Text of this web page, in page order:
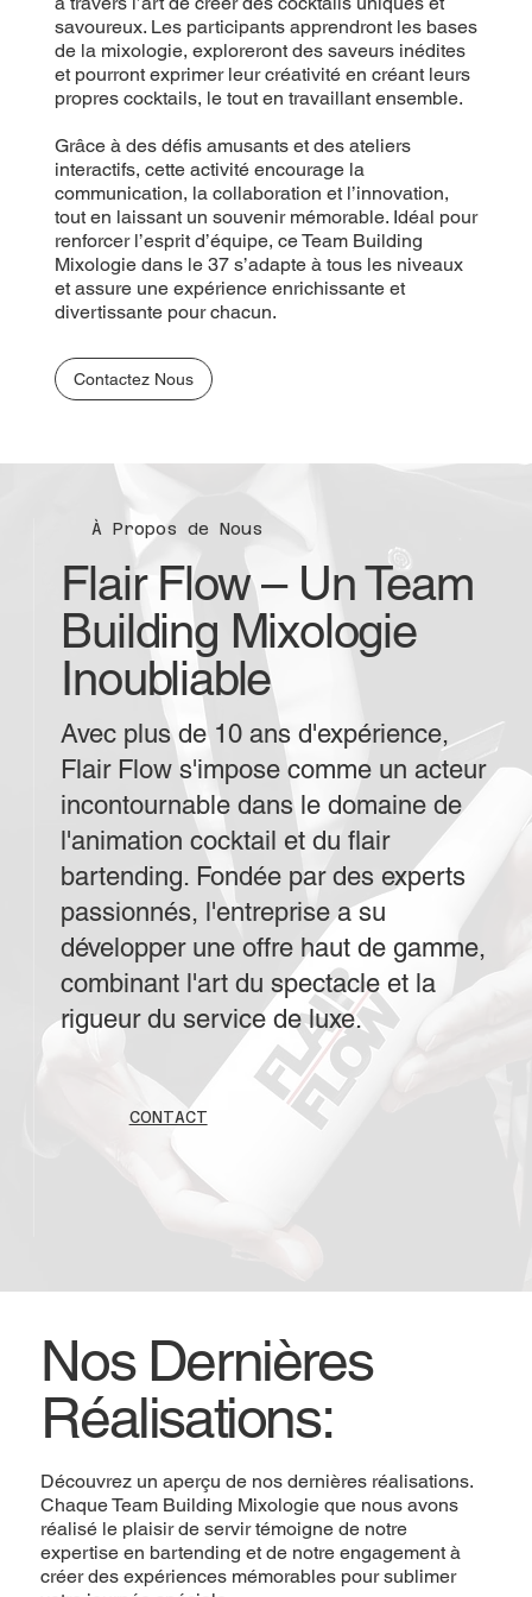
savoureux. Les participants apprendront les bases
de la mixologie, exploreront des saveurs inédites
et pourront exprimer leur créativité en créant leurs
propres cocktails, le tout en travaillant ensemble.
Grâce à des défis amusants et des ateliers
interactifs, cette activité encourage la
communication, la collaboration et l’innovation,
tout en laissant un souvenir mémorable. Idéal pour
renforcer l’esprit d’équipe, ce Team Building
Mixologie dans le 37 s’adapte à tous les niveaux
et assure une expérience enrichissante et
divertissante pour chacun.
Contactez Nous
À Propos de Nous
Flair Flow – Un Team
Building Mixologie
Inoubliable
CONTACT
Avec plus de 10 ans d'expérience,
Flair Flow s'impose comme un acteur
incontournable dans le domaine de
l'animation cocktail et du flair
bartending. Fondée par des experts
passionnés, l'entreprise a su
développer une offre haut de gamme,
combinant l'art du spectacle et la
rigueur du service de luxe.
Nos Dernières
Réalisations:
Découvrez un aperçu de nos dernières réalisations.
Chaque Team Building Mixologie que nous avons
réalisé le plaisir de servir témoigne de notre
expertise en bartending et de notre engagement à
créer des expériences mémorables pour sublimer